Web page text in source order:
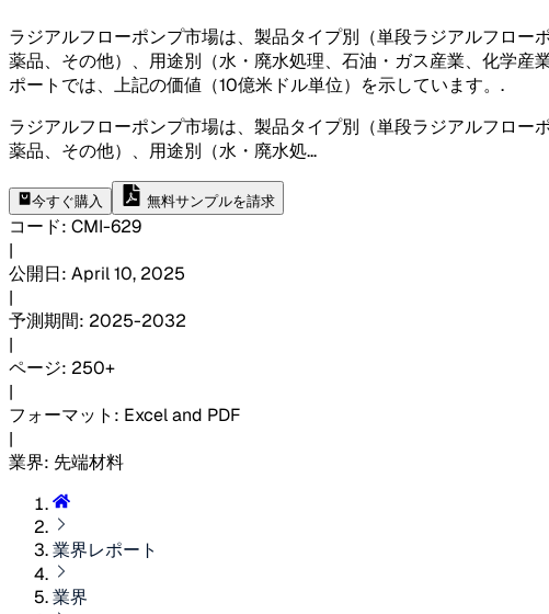
ラジアルフローポンプ市場は、製品タイプ別（単段ラジアルフロ
薬品、その他）、用途別（水・廃水処理、石油・ガス産業、化学
ポートでは、上記の価値（10億米ドル単位）を示しています。 .
ラジアルフローポンプ市場は、製品タイプ別（単段ラジアルフロ
薬品、その他）、用途別（水・廃水処...
今すぐ購入 無料サンプルを請求
コード: CMI-629
|
公開日: April 10, 2025
|
予測期間: 2025-2032
|
ページ: 250+
|
フォーマット : Excel and PDF
|
業界: 先端材料
業界レポート
業界